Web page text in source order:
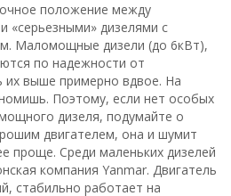
положение между
«серьезными» дизелями с
Маломощные дизели (до 6кВт),
по надежности от
их выше примерно вдвое. На
Поэтому, если нет особых
дизеля, подумайте о
двигателем, она и шумит
проще. Среди маленьких дизелей
компания Yanmar. Двигатель
стабильно работает на